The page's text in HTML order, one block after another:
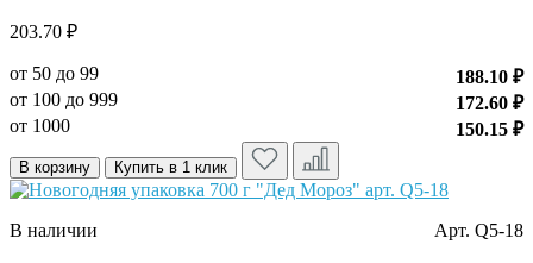
203.70 ₽
от 50 до 99
188.10 ₽
от 100 до 999
172.60 ₽
от 1000
150.15 ₽
В корзину Купить в 1 клик
В наличии Арт. Q5-18